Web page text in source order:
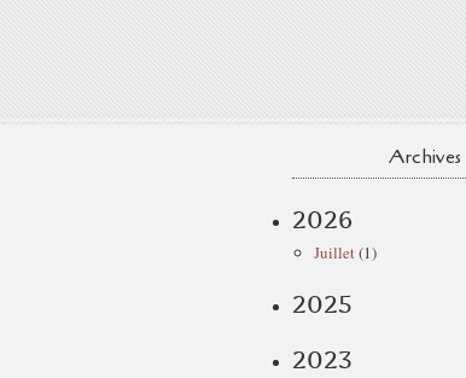
Archives
2026
Juillet(1)
2025
2023